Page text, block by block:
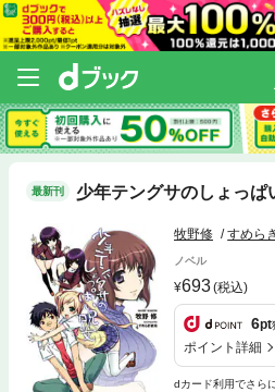
最新刊 少年テングサのしょっぱ
牧野修 すめら
ノベル
693(税込)
6pt
ポイント詳細
dカード利用でさら